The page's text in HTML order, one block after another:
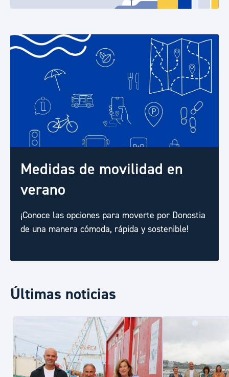
Medidas de movilidad en
verano
¡Conoce las opciones para moverte por Donostia
de una manera cómoda, rápida y sostenible!
Últimas noticias